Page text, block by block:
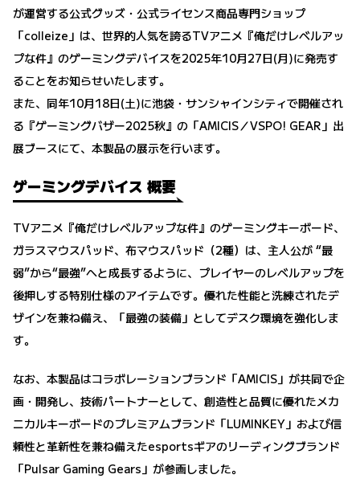
が運営する公式グッズ・公式ライセンス商品専門ショップ
「colleize」は、世界的人気を誇るTVアニメ『俺だけレベルアッ
プな件』のゲーミングデバイスを2025年10月27日(月)に発売す
ることをお知らせいたします。
また、同年10月18日(土)に池袋・サンシャインシティで開催され
る『ゲーミングバザー2025秋』の「AMICIS／VSPO! GEAR」出
展ブースにて、本製品の展示を行います。
ゲーミングデバイス 概要
TVアニメ『俺だけレベルアップな件』のゲーミングキーボード、
ガラスマウスパッド、布マウスパッド（2種）は、主人公が “最
弱”から“最強”へと成長するように、プレイヤーのレベルアップを
後押しする特別仕様のアイテムです。優れた性能と洗練されたデ
ザインを兼ね備え、「最強の装備」としてデスク環境を強化しま
す。
なお、本製品はコラボレーションブランド「AMICIS」が共同で企
画・開発し、技術パートナーとして、創造性と品質に優れたメカ
ニカルキーボードのプレミアムブランド「LUMINKEY」および信
頼性と革新性を兼ね備えたesportsギアのリーディングブランド
「Pulsar Gaming Gears」が参画しました。